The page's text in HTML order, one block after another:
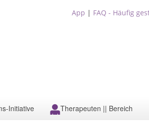
App | FAQ - Häufig
Initiative Therapeuten || Bereich